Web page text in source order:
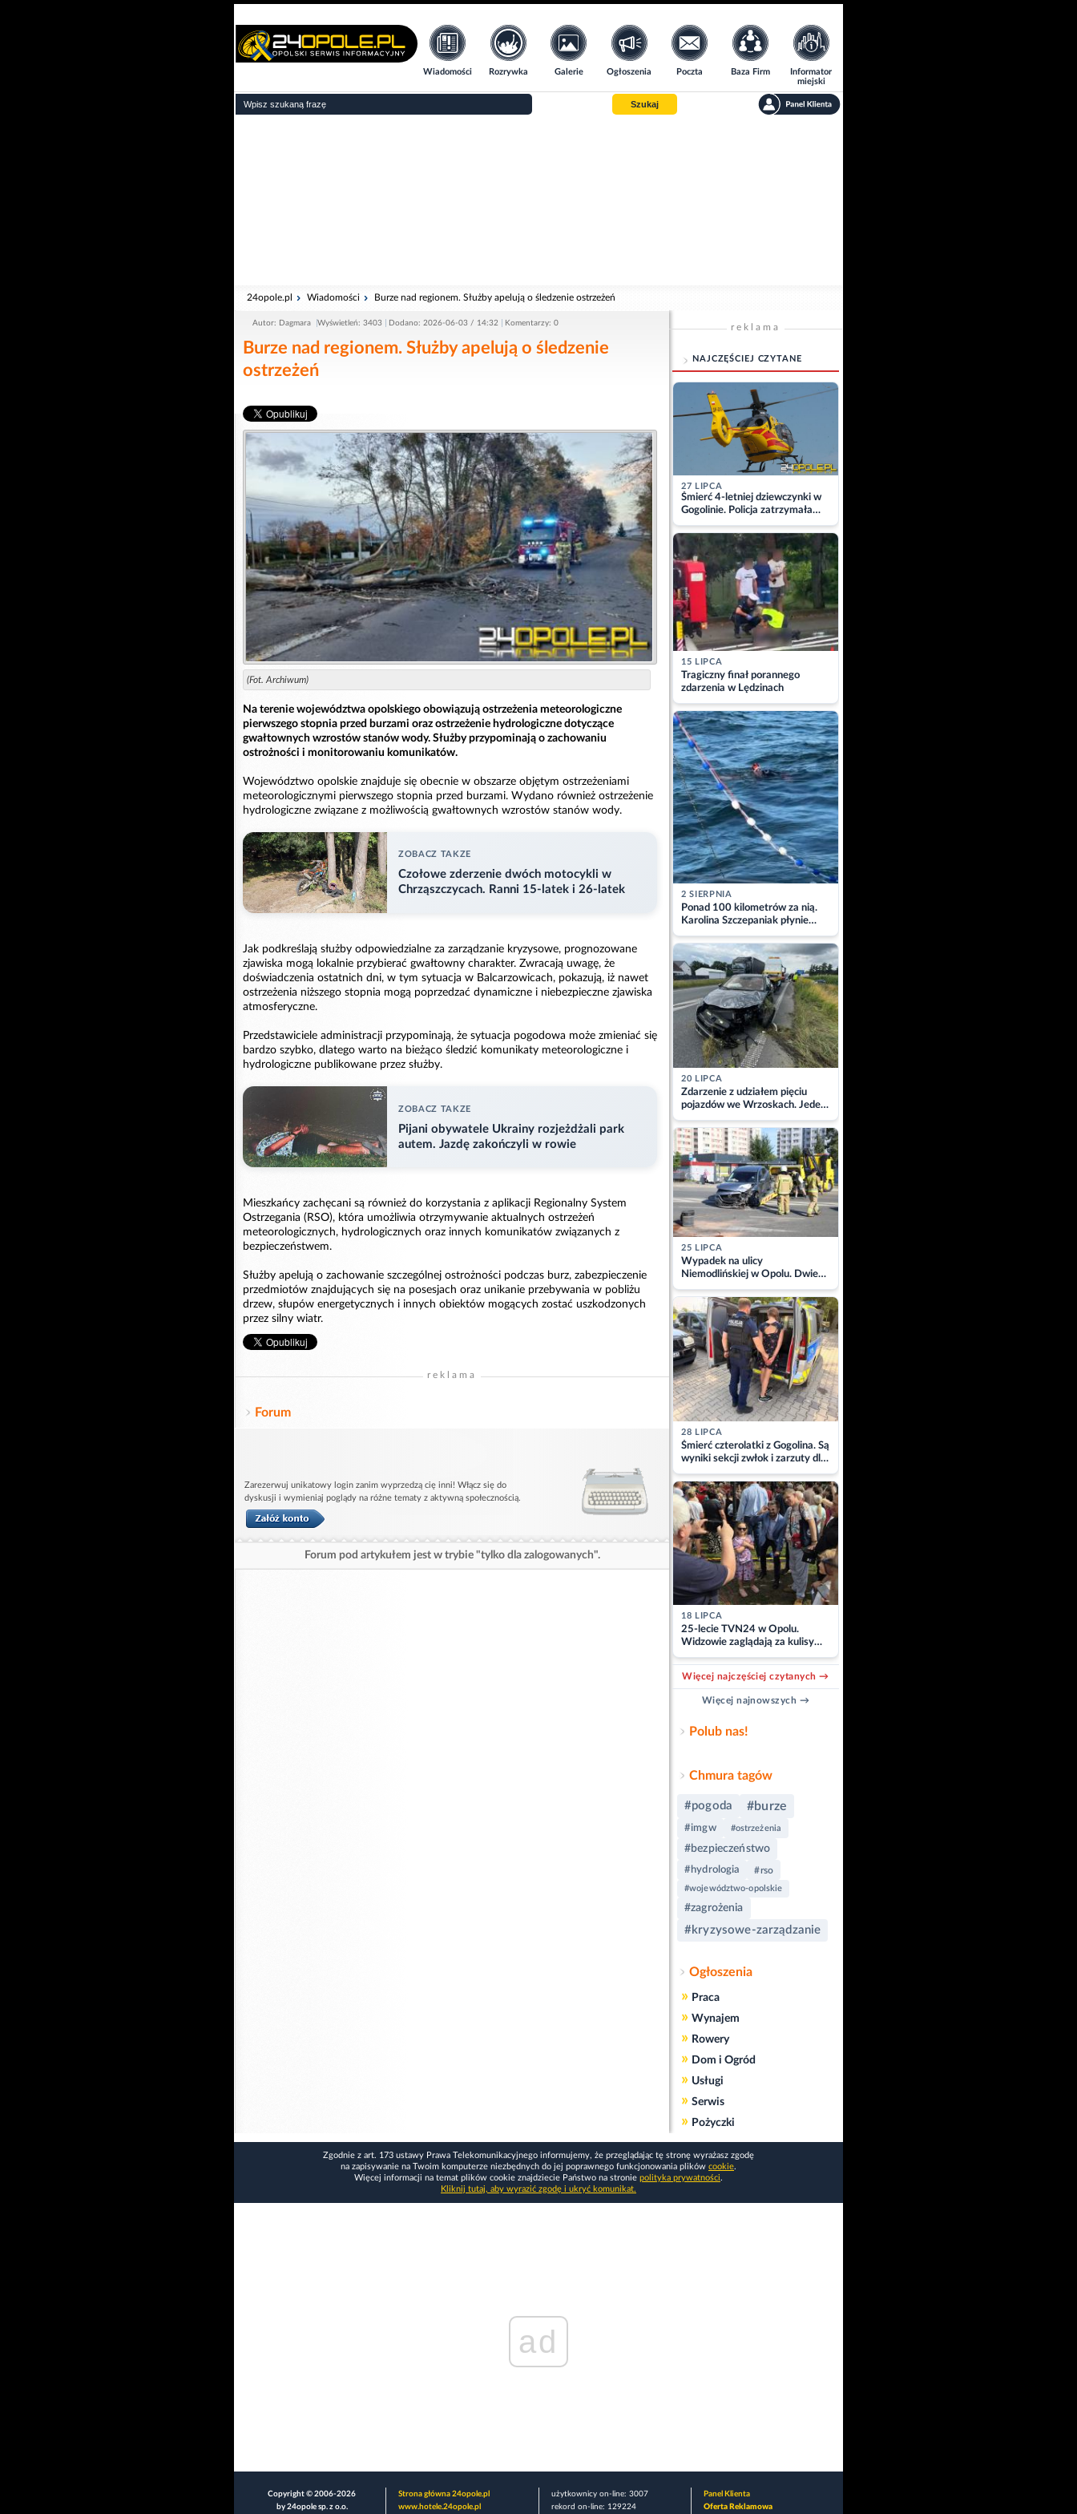
Wiadomości Rozrywka Galerie Ogłoszenia Poczta Baza Firm
Informator
miejski
Szukaj
24opole.pl Wiadomości Burze nad regionem. Służby apelują o śledzenie ostrzeżeń
Autor: Dagmara Wyświetleń: 3403 Dodano: 2026-06-03 / 14:32 Komentarzy: 0
Burze nad regionem. Służby apelują o śledzenie
ostrzeżeń
(Fot. Archiwum)
Na terenie województwa opolskiego obowiązują ostrzeżenia meteorologiczne
pierwszego stopnia przed burzami oraz ostrzeżenie hydrologiczne dotyczące
gwałtownych wzrostów stanów wody. Służby przypominają o zachowaniu
ostrożności i monitorowaniu komunikatów.
Województwo opolskie znajduje się obecnie w obszarze objętym ostrzeżeniami
meteorologicznymi pierwszego stopnia przed burzami. Wydano również ostrzeżenie
hydrologiczne związane z możliwością gwałtownych wzrostów stanów wody.
ZOBACZ TAKZE
Czołowe zderzenie dwóch motocykli w
Chrząszczycach. Ranni 15-latek i 26-latek
Jak podkreślają służby odpowiedzialne za zarządzanie kryzysowe, prognozowane
zjawiska mogą lokalnie przybierać gwałtowny charakter. Zwracają uwagę, że
doświadczenia ostatnich dni, w tym sytuacja w Balcarzowicach, pokazują, iż nawet
ostrzeżenia niższego stopnia mogą poprzedzać dynamiczne i niebezpieczne zjawiska
atmosferyczne.
Przedstawiciele administracji przypominają, że sytuacja pogodowa może zmieniać się
bardzo szybko, dlatego warto na bieżąco śledzić komunikaty meteorologiczne i
hydrologiczne publikowane przez służby.
ZOBACZ TAKZE
Pijani obywatele Ukrainy rozjeżdżali park
autem. Jazdę zakończyli w rowie
Mieszkańcy zachęcani są również do korzystania z aplikacji Regionalny System
Ostrzegania (RSO), która umożliwia otrzymywanie aktualnych ostrzeżeń
meteorologicznych, hydrologicznych oraz innych komunikatów związanych z
bezpieczeństwem.
Służby apelują o zachowanie szczególnej ostrożności podczas burz, zabezpieczenie
przedmiotów znajdujących się na posesjach oraz unikanie przebywania w pobliżu
drzew, słupów energetycznych i innych obiektów mogących zostać uszkodzonych
przez silny wiatr.
reklama
Forum
Zarezerwuj unikatowy login zanim wyprzedzą cię inni! Włącz się do
dyskusji i wymieniaj poglądy na różne tematy z aktywną społecznością.
Forum pod artykułem jest w trybie "tylko dla zalogowanych".
reklama
NAJCZĘŚCIEJ CZYTANE
27 LIPCA
Śmierć 4-letniej dziewczynki w
Gogolinie. Policja zatrzymała
matkę
15 LIPCA
Tragiczny finał porannego
zdarzenia w Lędzinach
2 SIERPNIA
Ponad 100 kilometrów za nią.
Karolina Szczepaniak płynie
przez Bałtyk dla Piotra.
Aktualizacja
20 LIPCA
Zdarzenie z udziałem pięciu
pojazdów we Wrzoskach. Jeden
z kierowców zabrany w
kajdankach
25 LIPCA
Wypadek na ulicy
Niemodlińskiej w Opolu. Dwie
osoby w szpitalu
28 LIPCA
Śmierć czterolatki z Gogolina. Są
wyniki sekcji zwłok i zarzuty dla
matki
18 LIPCA
25-lecie TVN24 w Opolu.
Widzowie zaglądają za kulisy
pracy stacji
Więcej najczęściej czytanych →
Więcej najnowszych →
Polub nas!
Chmura tagów
#pogoda #burze
#imgw #ostrzeżenia
#bezpieczeństwo
#hydrologia #rso
#województwo-opolskie
#zagrożenia
#kryzysowe-zarządzanie
Ogłoszenia
» Praca
» Wynajem
» Rowery
» Dom i Ogród
» Usługi
» Serwis
» Pożyczki
Zgodnie z art. 173 ustawy Prawa Telekomunikacyjnego informujemy, że przeglądając tę stronę wyrażasz zgodę
na zapisywanie na Twoim komputerze niezbędnych do jej poprawnego funkcjonowania plików cookie.
Więcej informacji na temat plików cookie znajdziecie Państwo na stronie polityka prywatności.
Kliknij tutaj, aby wyrazić zgodę i ukryć komunikat.
ad
Copyright © 2006-2026
by 24opole sp. z o.o.
Strona główna 24opole.pl
www.hotele.24opole.pl
użytkownicy on-line: 3007
rekord on-line: 129224
Panel Klienta
Oferta Reklamowa